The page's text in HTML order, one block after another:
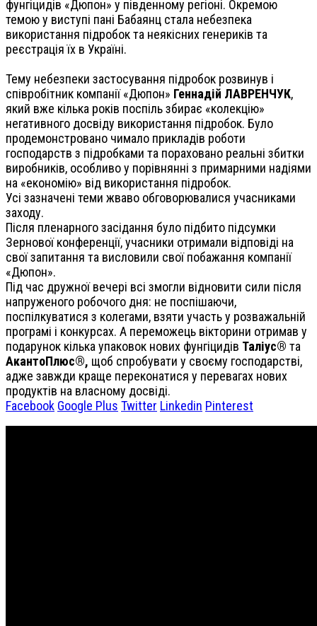
фунгіцидів «Дюпон» у південному регіоні. Окремою
темою у виступі пані Бабаянц стала небезпека
використання підробок та неякісних генериків та
реєстрація їх в Україні.
Тему небезпеки застосування підробок розвинув і
співробітник компанії «Дюпон» Геннадій ЛАВРЕНЧУК,
який вже кілька років поспіль збирає «колекцію»
негативного досвіду використання підробок. Було
продемонстровано чимало прикладів роботи
господарств з підробками та пораховано реальні збитки
виробників, особливо у порівнянні з примарними надіями
на «економію» від використання підробок.
Усі зазначені теми жваво обговорювалися учасниками
заходу.
Після пленарного засідання було підбито підсумки
Зернової конференції, учасники отримали відповіді на
свої запитання та висловили свої побажання компанії
«Дюпон».
Під час дружної вечері всі змогли відновити сили після
напруженого робочого дня: не поспішаючи,
поспілкуватися з колегами, взяти участь у розважальній
програмі і конкурсах. А переможець вікторини отримав у
подарунок кілька упаковок нових фунгіцидів Таліус® та
АкантоПлюс®, щоб спробувати у своєму господарстві,
адже завжди краще переконатися у перевагах нових
продуктів на власному досвіді.
Facebook Google Plus Twitter Linkedin Pinterest